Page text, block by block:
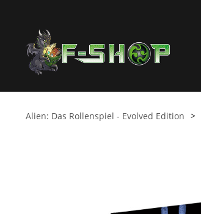
Alien: Das Rollenspiel - Evolved Edition